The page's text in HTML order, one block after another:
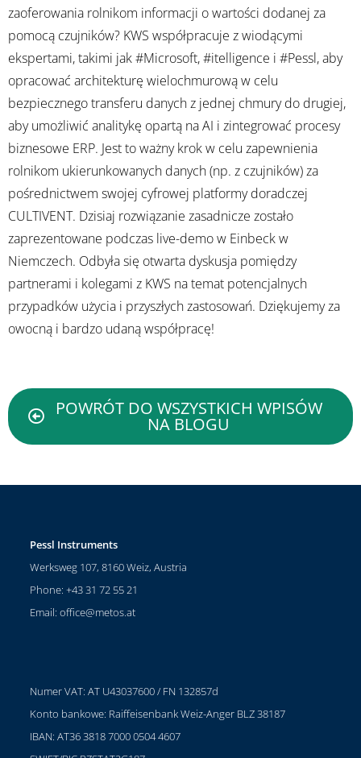
zaoferowania rolnikom informacji o wartości dodanej za
pomocą czujników? KWS współpracuje z wiodącymi
ekspertami, takimi jak #Microsoft, #itelligence i #Pessl, aby
opracować architekturę wielochmurową w celu
bezpiecznego transferu danych z jednej chmury do drugiej,
aby umożliwić analitykę opartą na AI i zintegrować procesy
biznesowe ERP. Jest to ważny krok w celu zapewnienia
rolnikom ukierunkowanych danych (np. z czujników) za
pośrednictwem swojej cyfrowej platformy doradczej
CULTIVENT. Dzisiaj rozwiązanie zasadnicze zostało
zaprezentowane podczas live-demo w Einbeck w
Niemczech. Odbyła się otwarta dyskusja pomiędzy
partnerami i kolegami z KWS na temat potencjalnych
przypadków użycia i przyszłych zastosowań. Dziękujemy za
owocną i bardzo udaną współpracę!
POWRÓT DO WSZYSTKICH WPISÓW
NA BLOGU
Pessl Instruments
Werksweg 107, 8160 Weiz, Austria
Phone: +43 31 72 55 21
Email:office@metos.at
Numer VAT: AT U43037600 / FN 132857d
Konto bankowe: Raiffeisenbank Weiz-Anger BLZ 38187
IBAN: AT36 3818 7000 0504 4607